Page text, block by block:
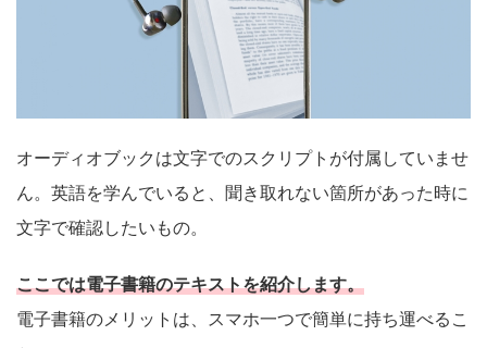
オーディオブックは文字でのスクリプトが付属していませ
ん。英語を学んでいると、聞き取れない箇所があった時に
文字で確認したいもの。
ここでは電子書籍のテキストを紹介します。
電子書籍のメリットは、スマホ一つで簡単に持ち運べるこ